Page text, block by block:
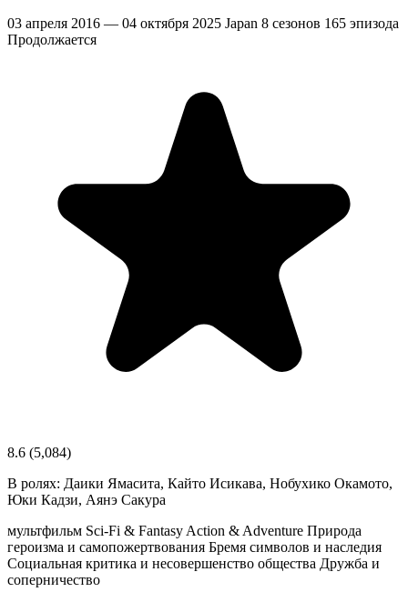
03 апреля 2016 — 04 октября 2025 Japan 8 сезонов 165 эпизода
Продолжается
8.6 (5,084)
В ролях: Даики Ямасита, Кайто Исикава, Нобухико Окамото,
Юки Кадзи, Аянэ Сакура
мультфильм Sci-Fi & Fantasy Action & Adventure Природа
героизма и самопожертвования Бремя символов и наследия
Социальная критика и несовершенство общества Дружба и
соперничество